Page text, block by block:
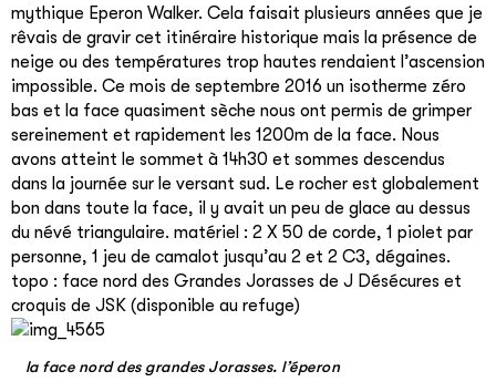
mythique Eperon Walker. Cela faisait plusieurs années que je
rêvais de gravir cet itinéraire historique mais la présence de
neige ou des températures trop hautes rendaient l’ascension
impossible. Ce mois de septembre 2016 un isotherme zéro
bas et la face quasiment sèche nous ont permis de grimper
sereinement et rapidement les 1200m de la face. Nous
avons atteint le sommet à 14h30 et sommes descendus
dans la journée sur le versant sud. Le rocher est globalement
bon dans toute la face, il y avait un peu de glace au dessus
du névé triangulaire. matériel : 2 X 50 de corde, 1 piolet par
personne, 1 jeu de camalot jusqu’au 2 et 2 C3, dégaines.
topo : face nord des Grandes Jorasses de J Désécures et
croquis de JSK (disponible au refuge)
la face nord des grandes Jorasses. l’éperon